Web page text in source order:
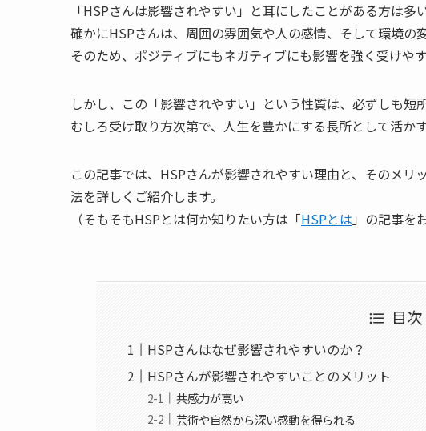
「HSPさんは影響されやすい」と耳にしたことがある方は多
確かにHSPさんは、周囲の雰囲気や人の感情、そして環境の
そのため、ポジティブにもネガティブにも影響を強く受けや
しかし、この「影響されやすい」という性質は、必ずしも短
むしろ受け取り方次第で、人生を豊かにする長所として活か
この記事では、HSPさんが影響されやすい理由と、そのメ
法を詳しくご紹介します。
（そもそもHSPとは何か知りたい方は「HSPとは 」の記事を
目次
HSPさんはなぜ影響されやすいのか？
HSPさんが影響されやすいことのメリット
共感力が高い
芸術や自然から深い感動を得られる